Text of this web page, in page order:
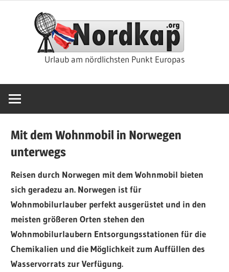
&
Urlaub am nördlichsten Punkt Europas
Mit dem Wohnmobil in Norwegen
unterwegs
Reisen durch Norwegen mit dem Wohnmobil bieten
sich geradezu an. Norwegen ist für
Wohnmobilurlauber perfekt ausgerüstet und in den
meisten größeren Orten stehen den
Wohnmobilurlaubern Entsorgungsstationen für die
Chemikalien und die Möglichkeit zum Auffüllen des
Wasservorrats zur Verfügung.